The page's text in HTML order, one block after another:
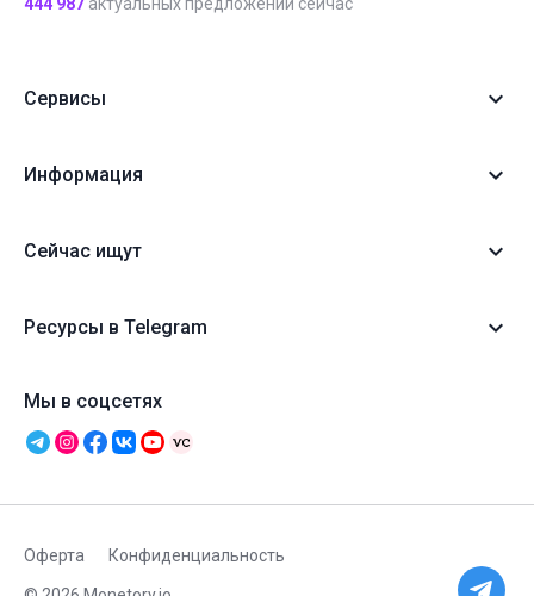
Сервисы
Информация
Сейчас ищут
Ресурсы в Telegram
Мы в соцсетях
Оферта Конфиденциальность